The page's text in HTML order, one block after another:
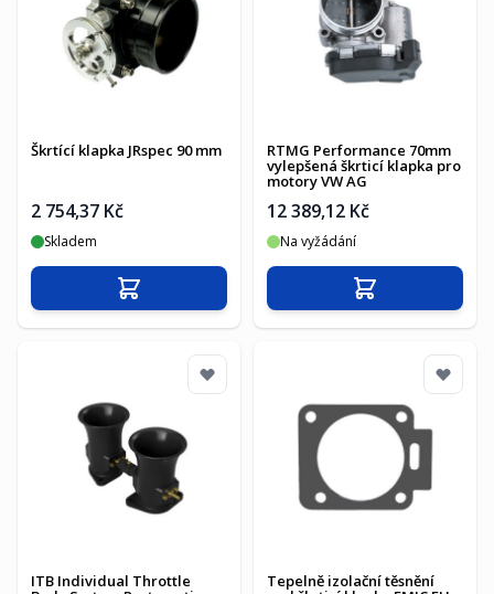
Škrtící klapka JRspec 90 mm
2 754,37 Kč
Skladem
Přidat do košíku
RTMG Performance 70mm
vylepšená škrticí klapka pro
motory VW AG
12 389,12 Kč
Na vyžádání
Přidat do košíku
ITB Individual Throttle Tepelně izolační těsnění